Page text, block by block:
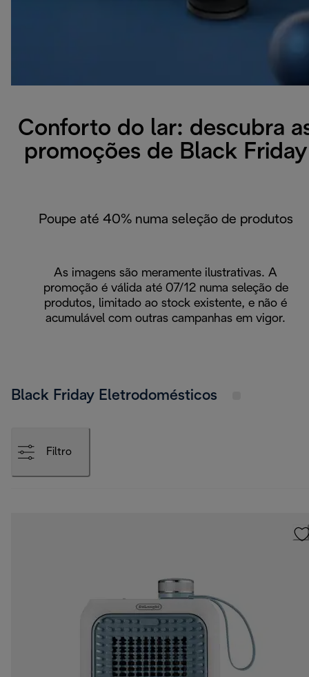
Conforto do lar: descubra
promoções de Black Friday
Poupe até 40% numa seleção de produtos
As imagens são meramente ilustrativas. A
promoção é válida até 07/12 numa seleção de
produtos, limitado ao stock existente, e não é
acumulável com outras campanhas em vigor.
Black Friday Eletrodomésticos
Filtro